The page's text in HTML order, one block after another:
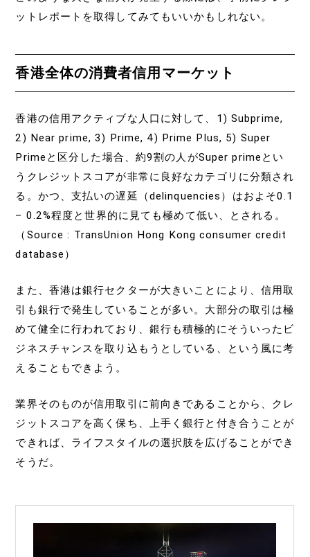
ットレポートを取得してみてもいいかもしれない。
香港全体の消費者信用マーケット
香港の信用アクティブな人口に対して、1) Subprime,
2) Near prime, 3) Prime, 4) Prime Plus, 5) Super
Primeと区分した場合、約9割の人がSuper primeとい
うクレジットスコアが非常に良好なカテゴリに分類され
る。かつ、支払いの遅延（delinquencies）はおよそ0.1
– 0.2%程度と世界的に見ても極めて低い、とされる。
（Source : TransUnion Hong Kong consumer credit
database）
また、香港は銀行セクターが大きいことにより、信用取
引も銀行で発生していることが多い。大部分の取引は極
めて健全に行われており、銀行も積極的にそういったビ
ジネスチャンスを取り込もうとしている、という風に考
えることもできよう。
業界そのものが信用取引に前向きであることから、クレ
ジットスコアを高く保ち、上手く銀行と付き合うことが
できれば、ライフスタイルの選択肢を広げることができ
そうだ。